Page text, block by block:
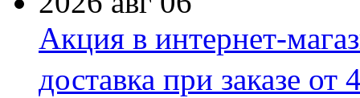
Акция в интернет-
доставка при заказе от